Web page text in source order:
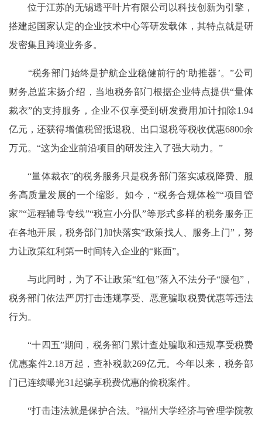
位于江苏的无锡透平叶片有限公司以科技创新为引擎，
搭建起国家认定的企业技术中心等研发载体，其特点就是研
发密集且跨境业务多。
“税务部门始终是护航企业稳健前行的‘助推器’。”公司
财务总监宋扬介绍，当地税务部门根据企业特点提供“量体
裁衣”的支持服务，企业不仅享受到研发费用加计扣除1.94
亿元，还获得增值税留抵退税、出口退税等税收优惠6800余
万元。“这为企业前沿项目的研发注入了强大动力。”
“量体裁衣”的税务服务只是税务部门落实减税降费、服
务高质量发展的一个缩影。如今，“税务合规体检”“项目管
家”“远程辅导专线”“税宣小分队”等形式多样的税务服务正
在各地开展，税务部门加快落实“政策找人、服务上门”，努
力让政策红利第一时间转入企业的“账面”。
与此同时，为了不让政策“红包”落入不法分子“腰包”，
税务部门依法严厉打击违规享受、恶意骗取税费优惠等违法
行为。
“十四五”期间，税务部门累计查处骗取和违规享受税费
优惠案件2.18万起，查补税款269亿元。今年以来，税务部
门已连续曝光31起骗享税费优惠的偷税案件。
“打击违法就是保护合法。”福州大学经济与管理学院教